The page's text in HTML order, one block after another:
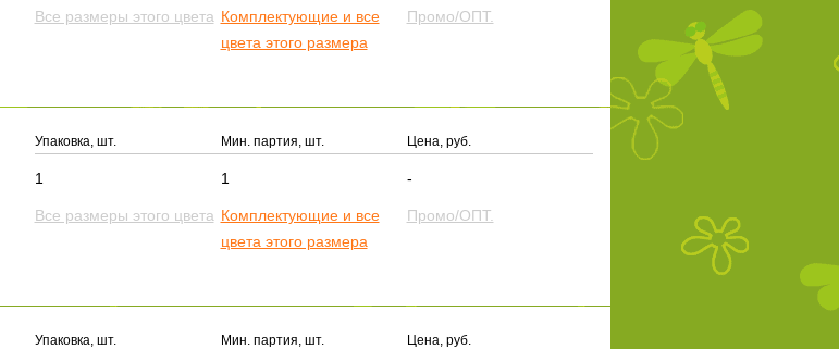
Все размеры этого цвета Комплектующие и все
цвета этого размера
Промо/ОПТ.
Упаковка, шт. Мин. партия, шт. Цена, руб.
1 1 -
Все размеры этого цвета Комплектующие и все
цвета этого размера
Промо/ОПТ.
Упаковка, шт. Мин. партия, шт. Цена, руб.